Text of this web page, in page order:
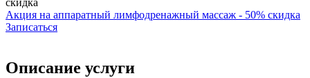
Акция на аппаратный лимфодренажный массаж - 50% скидка
Записаться
Описание услуги